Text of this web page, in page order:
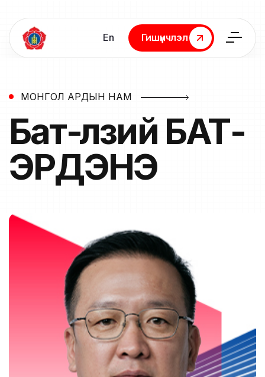
En
Гишүүнчлэл
Гишүүнчлэл
МОНГОЛ АРДЫН НАМ
Бат-Өлзий БАТ-
ЭРДЭНЭ